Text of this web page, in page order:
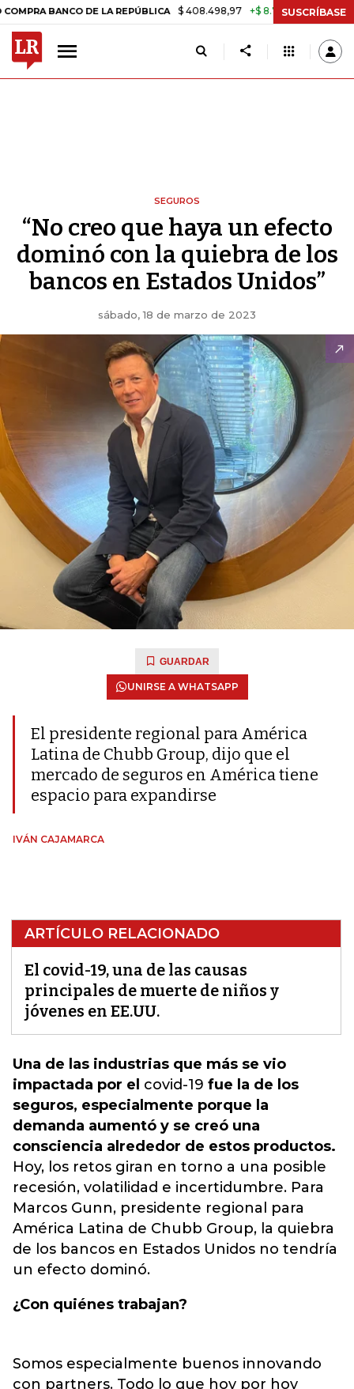
DE LA REPÚBLICA $ 408.498,97 +$ 8.753,81 +2,19% TASA
SUSCRÍBASE
SEGUROS
“No creo que haya un efecto
dominó con la quiebra de los
bancos en Estados Unidos”
sábado, 18 de marzo de 2023
GUARDAR
UNIRSE A WHATSAPP
El presidente regional para América
Latina de Chubb Group, dijo que el
mercado de seguros en América tiene
espacio para expandirse
IVÁN CAJAMARCA
ARTÍCULO RELACIONADO
El covid-19, una de las causas
principales de muerte de niños y
jóvenes en EE.UU.
Una de las industrias que más se vio
impactada por el covid-19 fue la de los
seguros, especialmente porque la
demanda aumentó y se creó una
consciencia alrededor de estos productos.
Hoy, los retos giran en torno a una posible
recesión, volatilidad e incertidumbre. Para
Marcos Gunn, presidente regional para
América Latina de Chubb Group, la quiebra
de los bancos en Estados Unidos no tendría
un efecto dominó.
¿Con quiénes trabajan?
Somos especialmente buenos innovando
con partners. Todo lo que hoy por hoy